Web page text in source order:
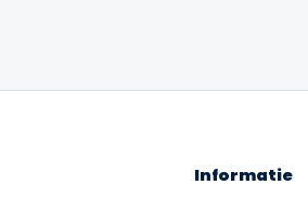
Informatie